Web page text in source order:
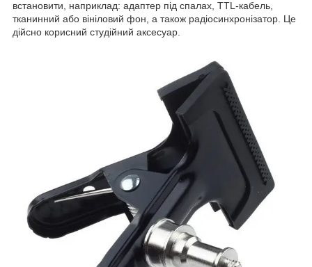
встановити, наприклад: адаптер під спалах, TTL-кабель,
тканинний або вініловий фон, а також радіосинхронізатор. Це
дійсно корисний студійний аксесуар.